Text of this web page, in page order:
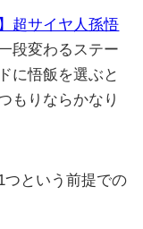
超サイヤ人孫悟
段変わるステー
に悟飯を選ぶと
もりならかなり
つという前提での